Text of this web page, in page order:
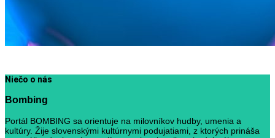
Niečo o nás
Bombing
Portál BOMBING sa orientuje na milovníkov hudby, umenia a
kultúry. Žije slovenskými kultúrnymi podujatiami, z ktorých prináša